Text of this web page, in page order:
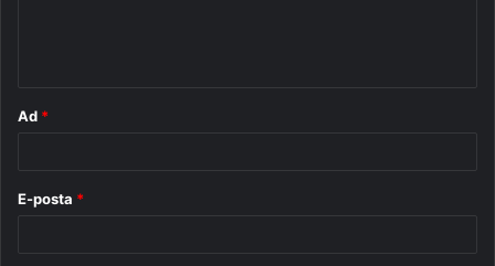
Ad *
E-posta *